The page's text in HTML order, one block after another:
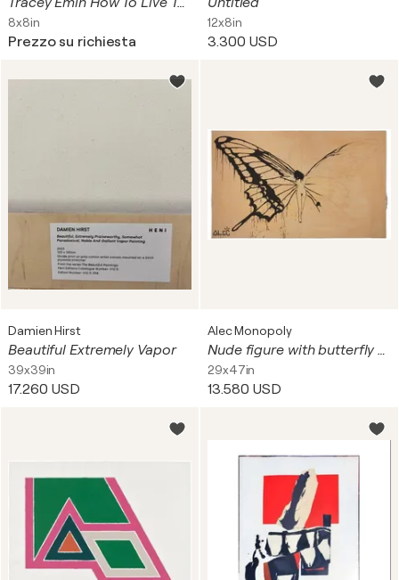
8x8in
Prezzo su richiesta
12x8in
3.300 USD
Damien Hirst
Beautiful Extremely Vapor
39x39in
17.260 USD
Alec Monopoly
Nude figure with butterfly wings
29x47in
13.580 USD